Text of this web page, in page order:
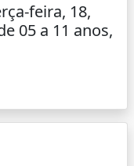
feira, 18,
05 a 11 anos,